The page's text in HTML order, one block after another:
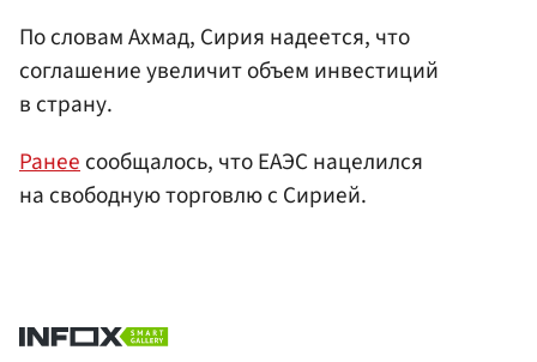
По словам Ахмад, Сирия надеется, что
соглашение увеличит объем инвестиций
в страну.
Ранее сообщалось, что ЕАЭС нацелился
на свободную торговлю с Сирией.